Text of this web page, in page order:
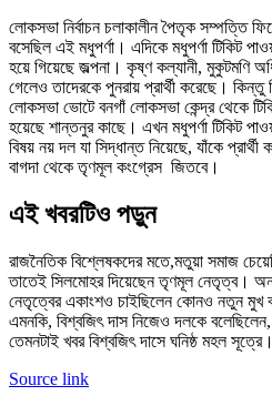
লোকসভা নির্বাচন চলাকালীন পৈতৃক সম্পত্তি
বসেছিল এই মধুপর্ণা। এদিকে মধুপর্ণা টিকিট
হয়ে গিয়েছে জল্পনা। কৃষ্ণ কল্যানী, মুকুটমণি
গেলেও তাদেরকে পুনরায় প্রার্থী করেছে। কিন্তু
লোকসভা ভোটে বনগাঁ লোকসভা কেন্দ্র থেকে
হয়েছে শান্তনুর কাছে। এখন মধুপর্ণা টিকিট
বিষয় নয় দল যা সিদ্ধান্ত নিয়েছে, যাঁকে
বাগদা থেকে তৃণমূল কংগ্রেস জিতবে।
এই খবরটিও পড়ুন
রাজনৈতিক বিশ্লেষকদের মতে,মতুয়া সমাজ
তাতেই সিলমোহর দিয়েছেন তৃণমূল নেতৃত্ব।
নেতৃত্বের একাংশও চাইছিলেন কোনও নতুন মুখ
এমনকি, বিশ্বজিৎ দাস নিজেও দলকে বলেছিলেন,
তেমনটাই খবর বিশ্বজিৎ দাসে ঘনিষ্ঠ মহল সূত্রে।
Source link